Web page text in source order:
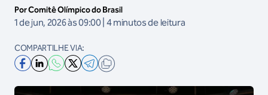
Por Comitê Olímpico do Brasil
1 de jun, 2026 às 09:00 | 4 minutos de leitura
COMPARTILHE VIA: